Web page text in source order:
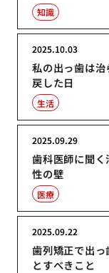
知識
私の出っ歯は
戻した日
2025.10.03
生活
歯科医師に聞
性の壁
2025.09.29
医療
歯列矯正で出
とすべきこと
2025.09.22